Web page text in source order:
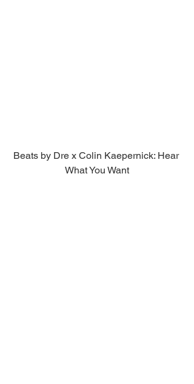
Beats by Dre x Colin Kaepernick: Hear
What You Want